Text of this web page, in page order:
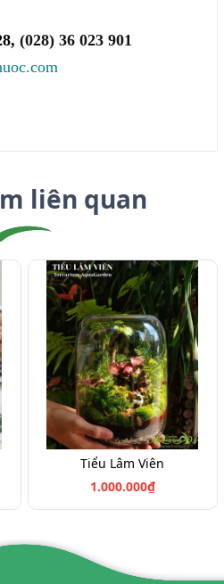
(028) 36 023 901
liên quan
Tiểu Lâm Viên
1.000.000₫